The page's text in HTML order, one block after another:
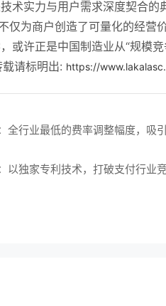
术实力与用户需求深度契合
仅为商户创造了可量化的经
或许正是中国制造业从“规模竞
请标明出: https://
全行业最低的费率调整幅度，吸
以独家专利技术，打破支付行业